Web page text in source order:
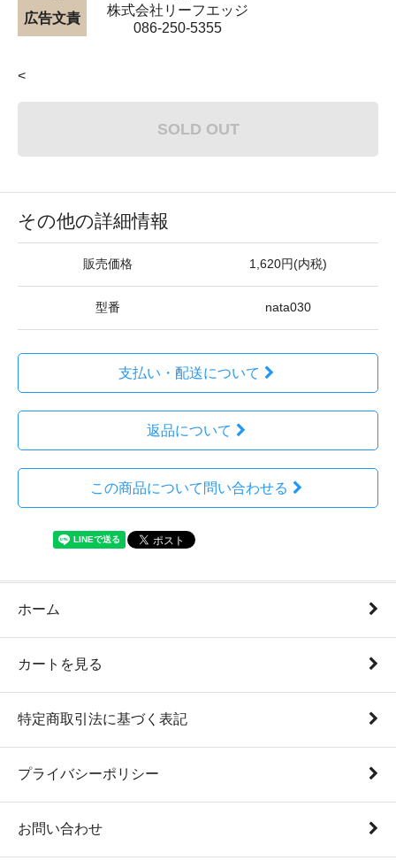
広告文責
株式会社リーフエッジ
086-250-5355
<
SOLD OUT
その他の詳細情報
販売価格 1,620円(内税)
型番 nata030
支払い・配送について
返品について
この商品について問い合わせる
ホーム
カートを見る
特定商取引法に基づく表記
プライバシーポリシー
お問い合わせ